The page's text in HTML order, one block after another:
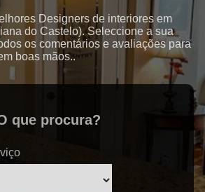
Designers de interiores em
do Castelo). Seleccione a sua
os comentários e avaliações para
boas mãos..
que procura?